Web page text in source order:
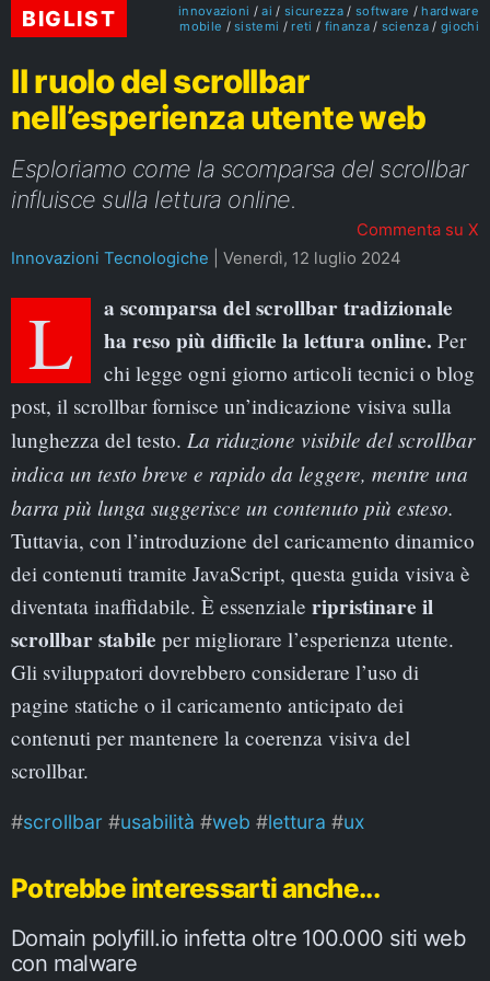
BIGLIST innovazioni ai sicurezza software
hardware
mobile
sistemi reti finanza scienza giochi
Il ruolo del scrollbar
nell’esperienza utente web
Esploriamo come la scomparsa del scrollbar
influisce sulla lettura online.
Commenta su X
Innovazioni Tecnologiche
Venerdì, 12 luglio 2024
La scomparsa del scrollbar tradizionale ha reso più difficile la lettura online. Per
chi legge ogni giorno articoli tecnici o blog
post, il scrollbar fornisce un’indicazione visiva sulla
lunghezza del testo. La riduzione visibile del scrollbar
indica un testo breve e rapido da leggere, mentre una
barra più lunga suggerisce un contenuto più esteso.
Tuttavia, con l’introduzione del caricamento dinamico
dei contenuti tramite JavaScript, questa guida visiva è
diventata inaffidabile. È essenziale ripristinare il
scrollbar stabile per migliorare l’esperienza utente.
Gli sviluppatori dovrebbero considerare l’uso di
pagine statiche o il caricamento anticipato dei
contenuti per mantenere la coerenza visiva del
scrollbar.
scrollbar usabilità web lettura ux
Potrebbe interessarti anche...
Domain polyfill.io infetta oltre 100.000 siti web
con malware